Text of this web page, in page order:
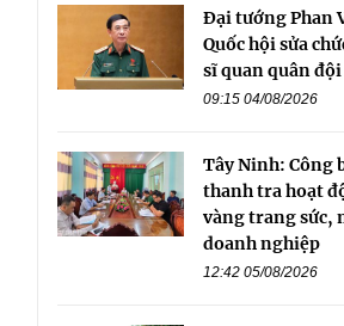
Đại tướng Phan
Quốc hội sửa
sĩ quan quân đội
09:15 04/08/2026
Tây Ninh: Công
thanh tra hoạt
vàng trang sức,
doanh nghiệp
12:42 05/08/2026